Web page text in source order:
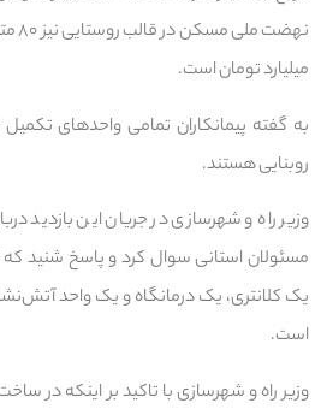
میلیارد تومان است.
به گفته پیمانکاران تمامی واحدهای
روبنایی هستند.
وزیر راه و شهرسازی در جریان این بازدید
مسئولان استانی سوال کرد و پاسخ شنید
یک کلانتری، یک درمانگاه و یک واحد
است.
وزیر راه و شهرسازی با تاکید بر اینکه در